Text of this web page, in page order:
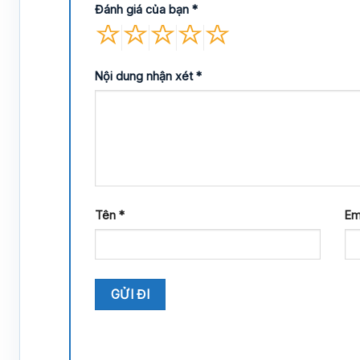
Đánh giá của bạn *
Nội dung nhận xét*
Tên *